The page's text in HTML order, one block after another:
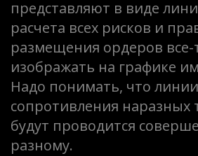
представляют в виде
расчета всех рисков и
размещения ордеров все-
изображать на графике
Надо понимать, что
сопротивления
будут проводится
разному.